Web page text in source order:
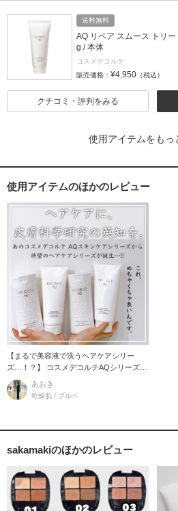
送料無料
AQ リペア スムース トリ
g / 本体
コスメデコルテ
販売価格： ¥4,950 （税込）
クチコミ・評判をみる
使用アイテムをもっ
使用アイテムのほかのレビュー
【まるで美容液で洗うヘアケアシリー
ズ…！？】 コスメデコルテAQシリーズか
らなんと！
あおき
乾燥肌 / ブルベ
sakamakiのほかのレビュー